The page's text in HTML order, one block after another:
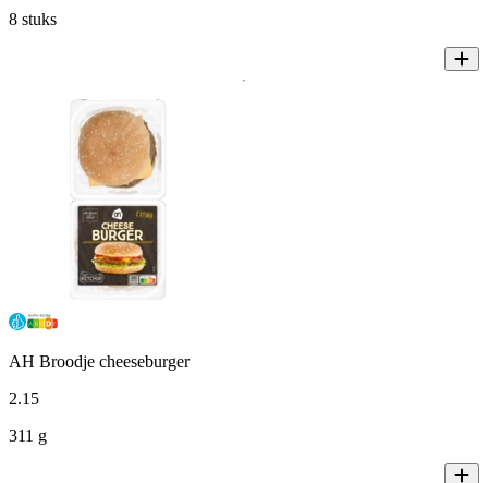
8 stuks
AH Broodje cheeseburger
2.15
311 g